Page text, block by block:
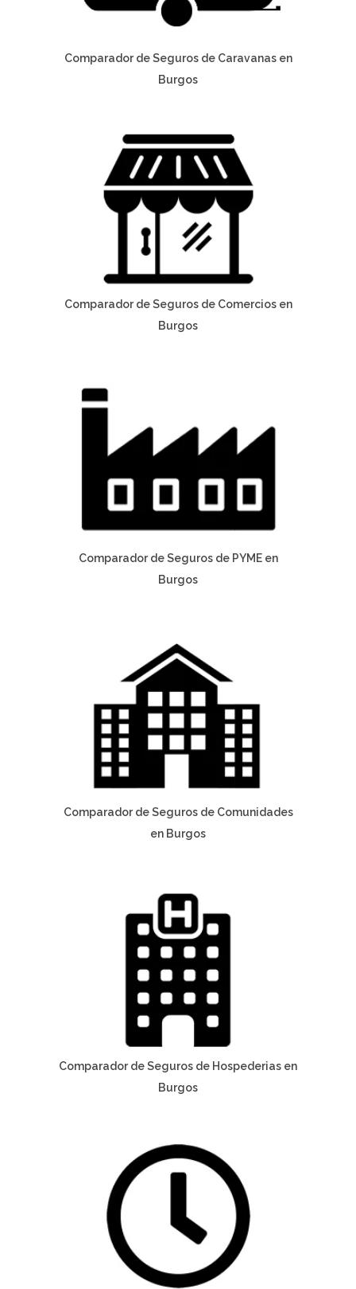
Comparador de Seguros de Caravanas en
Burgos
Comparador de Seguros de Comercios en
Burgos
Comparador de Seguros de PYME en
Burgos
Comparador de Seguros de Comunidades
en Burgos
Comparador de Seguros de Hospederias en
Burgos